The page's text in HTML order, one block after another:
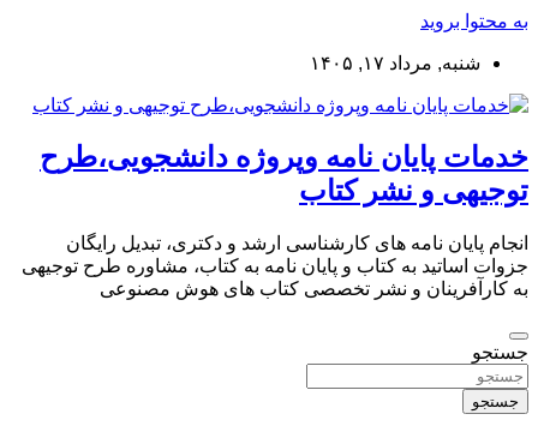
به محتوا بروید
شنبه, مرداد ۱۷, ۱۴۰۵
خدمات پایان نامه وپروژه دانشجویی،طرح
توجیهی و نشر کتاب
انجام پایان نامه های کارشناسی ارشد و دکتری، تبدیل رایگان
جزوات اساتید به کتاب و پایان نامه به کتاب، مشاوره طرح توجیهی
به کارآفرینان و نشر تخصصی کتاب های هوش مصنوعی
جستجو
جستجو